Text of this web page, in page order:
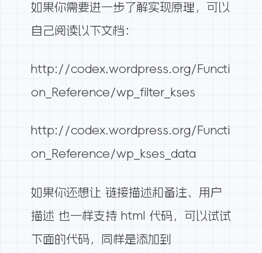
如果你需要进一步了解实现原理，可以
自己阅读以下文档：
http://codex.wordpress.org/Functi
on_Reference/wp_filter_kses
http://codex.wordpress.org/Functi
on_Reference/wp_kses_data
如果你还想让 链接描述和备注、用户
描述 也一样支持 html 代码，可以试试
下面的代码，同样是添加到